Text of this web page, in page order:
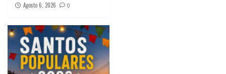
Agosto 6, 2026 0